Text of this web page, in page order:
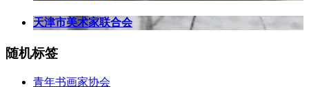
天津市美术家联合会
随机标签
青年书画家协会